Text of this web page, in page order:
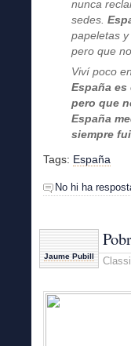
nunca
sedes.
papeletas
pero que
Viví poco
España
pero que
España
siempre
Tags: España
No hi ha
Jaume Pubill